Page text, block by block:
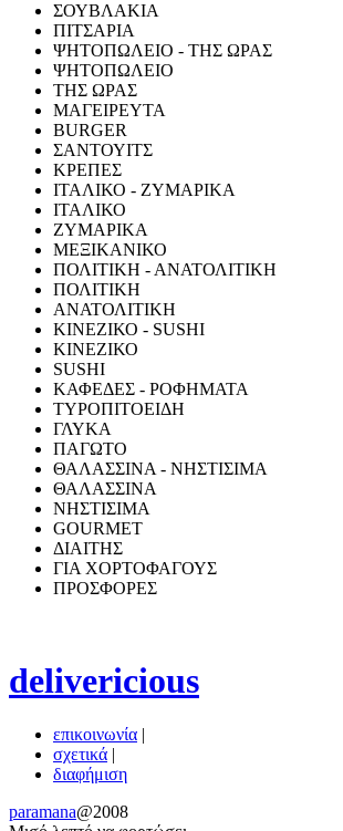
ΣΟΥΒΛΑΚΙΑ
ΠΙΤΣΑΡΙΑ
ΨΗΤΟΠΩΛΕΙΟ - ΤΗΣ ΩΡΑΣ
ΨΗΤΟΠΩΛΕΙΟ
ΤΗΣ ΩΡΑΣ
ΜΑΓΕΙΡΕΥΤΑ
BURGER
ΣΑΝΤΟΥΙΤΣ
ΚΡΕΠΕΣ
ΙΤΑΛΙΚΟ - ΖΥΜΑΡΙΚΑ
ΙΤΑΛΙΚΟ
ΖΥΜΑΡΙΚΑ
ΜΕΞΙΚΑΝΙΚΟ
ΠΟΛΙΤΙΚΗ - ΑΝΑΤΟΛΙΤΙΚΗ
ΠΟΛΙΤΙΚΗ
ΑΝΑΤΟΛΙΤΙΚΗ
ΚΙΝΕΖΙΚΟ - SUSHI
ΚΙΝΕΖΙΚΟ
SUSHI
ΚΑΦΕΔΕΣ - ΡΟΦΗΜΑΤΑ
ΤΥΡΟΠΙΤΟΕΙΔΗ
ΓΛΥΚΑ
ΠΑΓΩΤΟ
ΘΑΛΑΣΣΙΝΑ - ΝΗΣΤΙΣΙΜΑ
ΘΑΛΑΣΣΙΝΑ
ΝΗΣΤΙΣΙΜΑ
GOURMET
ΔΙΑΙΤΗΣ
ΓΙΑ ΧΟΡΤΟΦΑΓΟΥΣ
ΠΡΟΣΦΟΡΕΣ
delivericious
επικοινωνία |
σχετικά |
διαφήμιση
paramana@2008